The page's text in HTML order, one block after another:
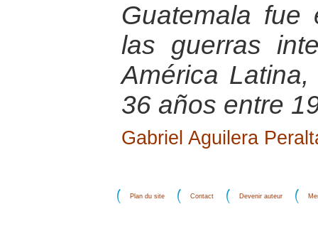
Guatemala fue
las guerras
América
36 años entre
Gabriel Aguilera
Plan du site Contact Devenir auteur